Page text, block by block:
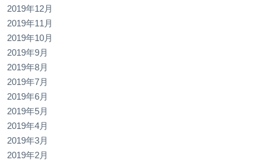
2019年12月
2019年11月
2019年10月
2019年9月
2019年8月
2019年7月
2019年6月
2019年5月
2019年4月
2019年3月
2019年2月